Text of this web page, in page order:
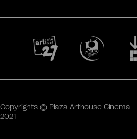
Copyrights © Plaza Arthouse Cinema –
2021